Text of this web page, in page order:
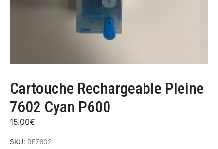
Cartouche Rechargeable Pleine
7602 Cyan P600
15.00€
SKU: RE7602